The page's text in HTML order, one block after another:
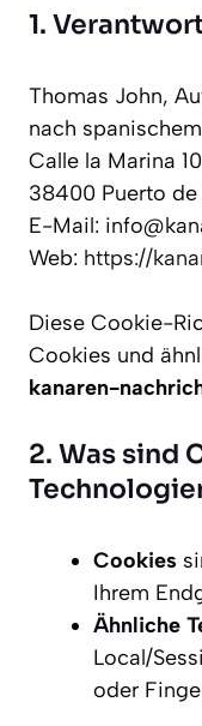
1.
Thomas John,
nach
Calle la Marina
38400 Puerto de
E-Mail:
Web: https://
Diese Cookie-
Cookies und
kanaren-
2. Was sind
Cookies
Ihrem
Ähnliche
Local/
oder